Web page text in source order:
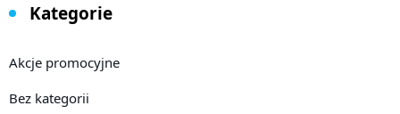
Kategorie
Akcje promocyjne
Bez kategorii